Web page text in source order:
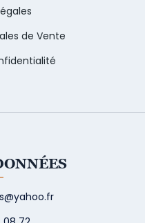
de Vente